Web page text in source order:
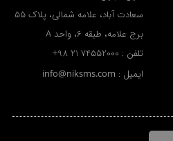
سعادت آباد، علامه شمالی، پلاک 55
برج علامه، طبقه 6، واحد A
تلفن : +98 21 74552000
ایمیل : info@niksms.com